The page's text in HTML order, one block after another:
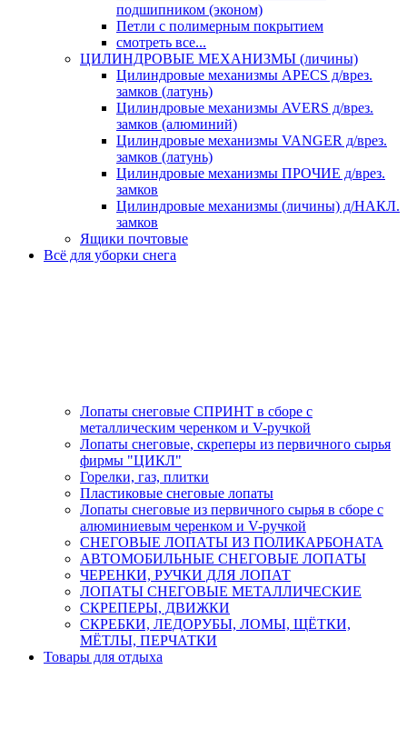
подшипником (эконом)
Петли с полимерным покрытием
смотреть все...
ЦИЛИНДРОВЫЕ МЕХАНИЗМЫ (личины)
Цилиндровые механизмы APECS д/врез.
замков (латунь)
Цилиндровые механизмы AVERS д/врез.
замков (алюминий)
Цилиндровые механизмы VANGER д/врез.
замков (латунь)
Цилиндровые механизмы ПРОЧИЕ д/врез.
замков
Цилиндровые механизмы (личины) д/НАКЛ.
замков
Ящики почтовые
Всё для уборки снега
Лопаты снеговые СПРИНТ в сборе с
металлическим черенком и V-ручкой
Лопаты снеговые, скреперы из первичного сырья
фирмы "ЦИКЛ"
Горелки, газ, плитки
Пластиковые снеговые лопаты
Лопаты снеговые из первичного сырья в сборе с
алюминиевым черенком и V-ручкой
СНЕГОВЫЕ ЛОПАТЫ ИЗ ПОЛИКАРБОНАТА
АВТОМОБИЛЬНЫЕ СНЕГОВЫЕ ЛОПАТЫ
ЧЕРЕНКИ, РУЧКИ ДЛЯ ЛОПАТ
ЛОПАТЫ СНЕГОВЫЕ МЕТАЛЛИЧЕСКИЕ
СКРЕПЕРЫ, ДВИЖКИ
СКРЕБКИ, ЛЕДОРУБЫ, ЛОМЫ, ЩЁТКИ,
МЁТЛЫ, ПЕРЧАТКИ
Товары для отдыха